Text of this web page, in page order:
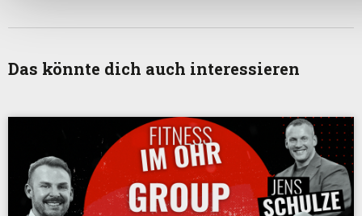
Das könnte dich auch interessieren